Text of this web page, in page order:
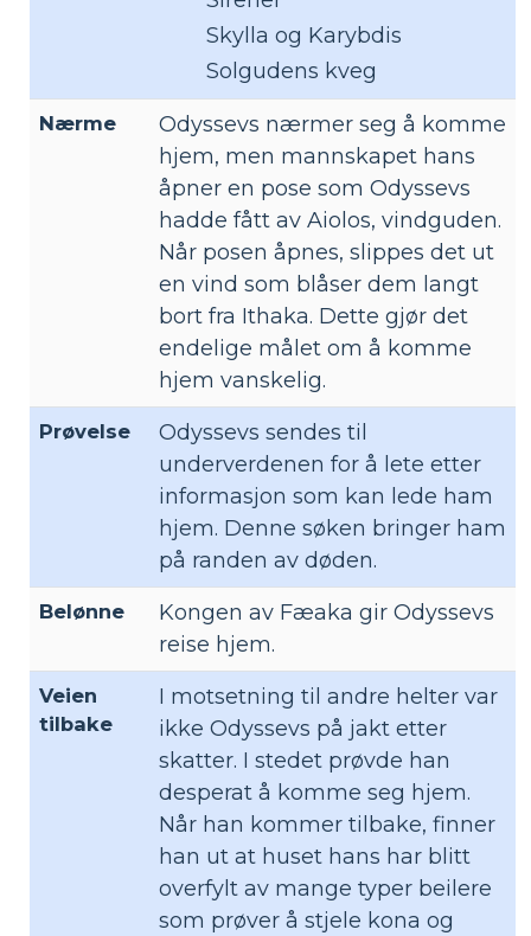
Skylla og Karybdis
Solgudens kveg
Nærme
Odyssevs nærmer seg å komme
hjem, men mannskapet hans
åpner en pose som Odyssevs
hadde fått av Aiolos, vindguden.
Når posen åpnes, slippes det ut
en vind som blåser dem langt
bort fra Ithaka. Dette gjør det
endelige målet om å komme
hjem vanskelig.
Prøvelse
Odyssevs sendes til
underverdenen for å lete etter
informasjon som kan lede ham
hjem. Denne søken bringer ham
på randen av døden.
Belønne
Kongen av Fæaka gir Odyssevs
reise hjem.
Veien
tilbake
I motsetning til andre helter var
ikke Odyssevs på jakt etter
skatter. I stedet prøvde han
desperat å komme seg hjem.
Når han kommer tilbake, finner
han ut at huset hans har blitt
overfylt av mange typer beilere
som prøver å stjele kona og